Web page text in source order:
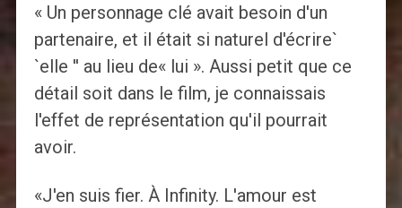
« Un personnage clé avait besoin d'un
partenaire, et il était si naturel d'écrire`
`elle '' au lieu de« lui ». Aussi petit que ce
détail soit dans le film, je connaissais
l'effet de représentation qu'il pourrait
avoir.
«J'en suis fier. À Infinity. L'amour est